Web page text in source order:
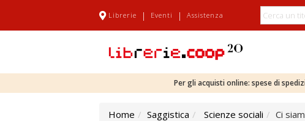
Librerie | Eventi | Assistenza
Per gli acquisti online: spese di
Home Saggistica Scienze sociali Ci